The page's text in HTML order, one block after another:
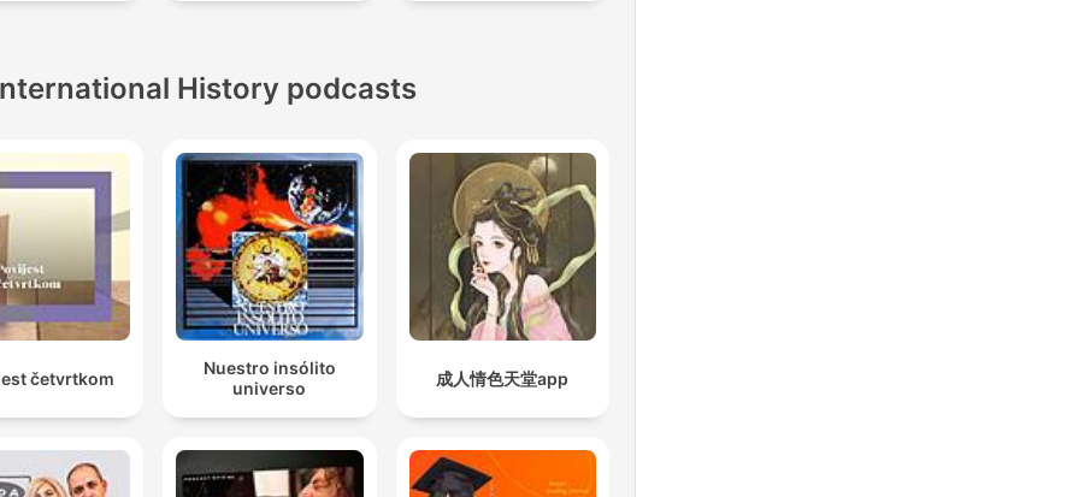
History podcasts
četvrtkom
Nuestro insólito
universo
成人情色天堂app